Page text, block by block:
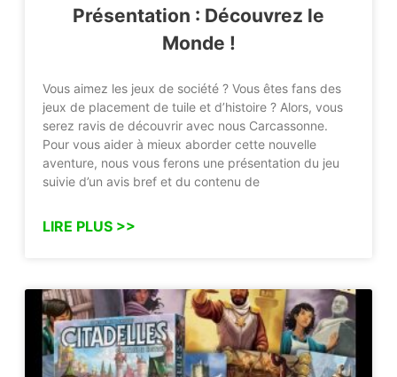
Présentation : Découvrez le
Monde !
Vous aimez les jeux de société ? Vous êtes fans des
jeux de placement de tuile et d’histoire ? Alors, vous
serez ravis de découvrir avec nous Carcassonne.
Pour vous aider à mieux aborder cette nouvelle
aventure, nous vous ferons une présentation du jeu
suivie d’un avis bref et du contenu de
LIRE PLUS >>